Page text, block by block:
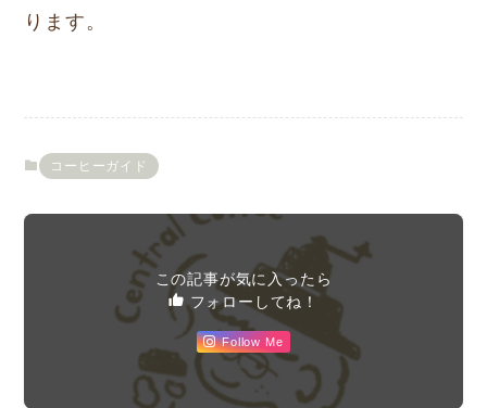
ります。
コーヒーガイド
この記事が気に入ったら
フォローしてね！
Follow Me